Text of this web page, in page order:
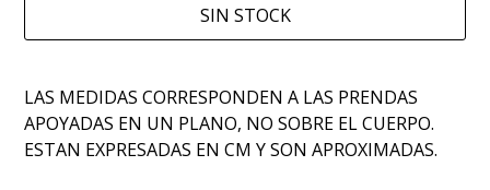
SIN STOCK
LAS MEDIDAS CORRESPONDEN A LAS PRENDAS
APOYADAS EN UN PLANO, NO SOBRE EL CUERPO.
ESTAN EXPRESADAS EN CM Y SON APROXIMADAS.